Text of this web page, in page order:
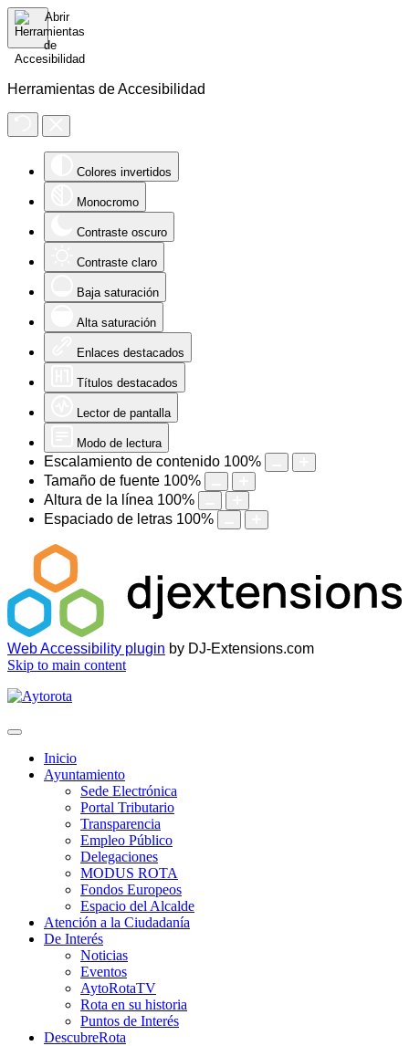
Herramientas de Accesibilidad
Colores invertidos
Monocromo
Contraste oscuro
Contraste claro
Baja saturación
Alta saturación
Enlaces destacados
Títulos destacados
Lector de pantalla
Modo de lectura
Escalamiento de contenido 100%
Tamaño de fuente 100%
Altura de la línea 100%
Espaciado de letras 100%
Web Accessibility plugin by DJ-Extensions.com
Skip to main content
Inicio
Ayuntamiento
Sede Electrónica
Portal Tributario
Transparencia
Empleo Público
Delegaciones
MODUS ROTA
Fondos Europeos
Espacio del Alcalde
Atención a la Ciudadanía
De Interés
Noticias
Eventos
AytoRotaTV
Rota en su historia
Puntos de Interés
DescubreRota